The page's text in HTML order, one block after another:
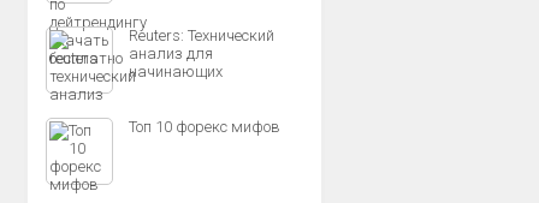
Reuters: Технический
анализ для
начинающих
Топ 10 форекс мифов